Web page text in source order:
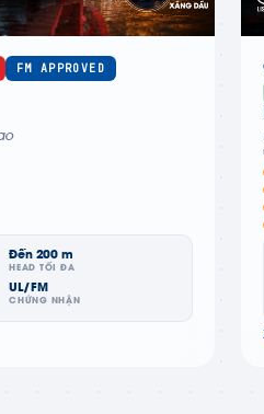
FM APPROVED
Đến 200 m
HEAD TỐI ĐA
UL/FM
CHỨNG NHẬN